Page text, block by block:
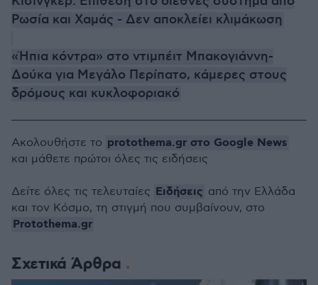
Ρωσία και Χαμάς - Δεν αποκλείει κλιμάκωση
«Ήπια κόντρα» στο ντιμπέιτ Μπακογιάννη-
Δούκα για Μεγάλο Περίπατο, κάμερες στους
δρόμους και κυκλοφοριακό
Σχετικά Άρθρα
Ακολουθήστε το protothema.gr στο Google News
και μάθετε πρώτοι όλες τις ειδήσεις
Δείτε όλες τις τελευταίες Ειδήσεις από την Ελλάδα
και τον Κόσμο, τη στιγμή που συμβαίνουν, στο
Protothema.gr